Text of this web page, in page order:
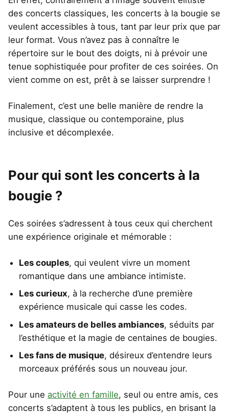
des concerts classiques, les concerts à la bougie se
veulent accessibles à tous, tant par leur prix que par
leur format. Vous n’avez pas à connaître le
répertoire sur le bout des doigts, ni à prévoir une
tenue sophistiquée pour profiter de ces soirées. On
vient comme on est, prêt à se laisser surprendre !
Finalement, c’est une belle manière de rendre la
musique, classique ou contemporaine, plus
inclusive et décomplexée.
Pour qui sont les concerts à la
bougie ?
Ces soirées s’adressent à tous ceux qui cherchent
une expérience originale et mémorable :
Les couples, qui veulent vivre un moment
romantique dans une ambiance intimiste.
Les curieux, à la recherche d’une première
expérience musicale qui casse les codes.
Les amateurs de belles ambiances, séduits par
l’esthétique et la magie de centaines de bougies.
Les fans de musique, désireux d’entendre leurs
morceaux préférés sous un nouveau jour.
Pour une activité en famille, seul ou entre amis, ces
concerts s’adaptent à tous les publics, en brisant la